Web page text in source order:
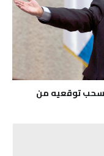
يسحب توقعيه من